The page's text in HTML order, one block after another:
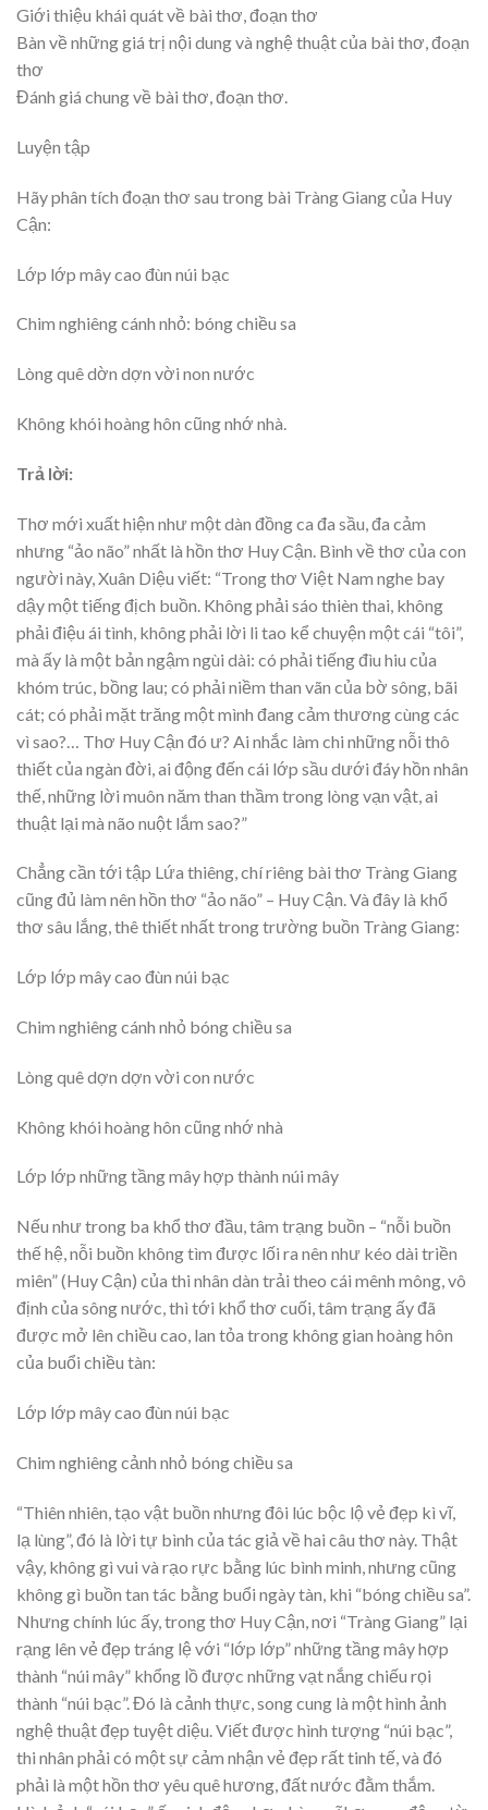
Giới thiệu khái quát về bài thơ, đoạn thơ
Bàn về những giá trị nội dung và nghệ thuật của bài thơ, đoạn
thơ
Đánh giá chung về bài thơ, đoạn thơ.
Luyện tập
Hãy phân tích đoạn thơ sau trong bài Tràng Giang của Huy
Cận:
Lớp lớp mây cao đùn núi bạc
Chim nghiêng cánh nhỏ: bóng chiều sa
Lòng quê dờn dợn vời non nước
Không khói hoàng hôn cũng nhớ nhà.
Trả lời:
Thơ mới xuất hiện như một dàn đồng ca đa sầu, đa cảm
nhưng “ảo não” nhất là hồn thơ Huy Cận. Bình về thơ của con
người này, Xuân Diệu viết: “Trong thơ Việt Nam nghe bay
dậy một tiếng địch buồn. Không phải sáo thièn thai, không
phải điệu ái tình, không phải lời li tao kể chuyện một cái “tôi”,
mà ấy là một bản ngậm ngùi dài: có phải tiếng đìu hiu của
khóm trúc, bồng lau; có phải niềm than vãn của bờ sông, bãi
cát; có phải mặt trăng một mình đang cảm thương cùng các
vì sao?… Thơ Huy Cận đó ư? Ai nhắc làm chi những nỗi thô
thiết của ngàn đời, ai động đến cái lớp sầu dưới đáy hồn nhân
thế, những lời muôn năm than thầm trong lòng vạn vật, ai
thuật lại mà não nuột lắm sao?”
Chẳng cần tới tập Lứa thiêng, chí riêng bài thơ Tràng Giang
cũng đủ làm nên hồn thơ “ảo não” – Huy Cận. Và đây là khổ
thơ sâu lắng, thê thiết nhất trong trường buồn Tràng Giang:
Lớp lớp mây cao đùn núi bạc
Chim nghiêng cánh nhỏ bóng chiều sa
Lòng quê dợn dợn vời con nước
Không khói hoàng hôn cũng nhớ nhà
Lớp lớp những tầng mây hợp thành núi mây
Nếu như trong ba khổ thơ đầu, tâm trạng buồn – “nỗi buồn
thế hệ, nỗi buồn không tìm được lối ra nên như kéo dài triền
miên” (Huy Cận) của thi nhân dàn trải theo cái mênh mông, vô
định của sông nước, thì tới khổ thơ cuối, tâm trạng ấy đã
được mở lên chiều cao, lan tỏa trong không gian hoàng hôn
của buổi chiều tàn:
Lớp lớp mây cao đùn núi bạc
Chim nghiêng cảnh nhỏ bóng chiều sa
“Thiên nhiên, tạo vật buồn nhưng đôi lúc bộc lộ vẻ đẹp kì vĩ,
lạ lùng”, đó là lời tự bình của tác giả về hai câu thơ này. Thật
vậy, không gì vui và rạo rực bằng lúc bình minh, nhưng cũng
không gì buồn tan tác bằng buổi ngày tàn, khi “bóng chiều sa”.
Nhưng chính lúc ấy, trong thơ Huy Cận, nơi “Tràng Giang” lại
rạng lên vẻ đẹp tráng lệ với “lớp lớp” những tầng mây hợp
thành “núi mây” khổng lồ được những vạt nắng chiếu rọi
thành “núi bạc”. Đó là cảnh thực, song cung là một hình ảnh
nghệ thuật đẹp tuyệt diệu. Viết được hình tượng “núi bạc”,
thi nhân phải có một sự cảm nhận vẻ đẹp rất tinh tế, và đó
phải là một hồn thơ yêu quê hương, đất nước đằm thắm.